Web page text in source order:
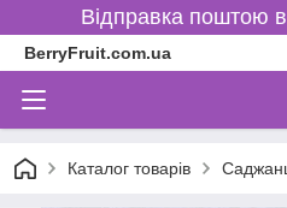
Відправка поштою
BerryFruit.com.ua
Каталог товарів